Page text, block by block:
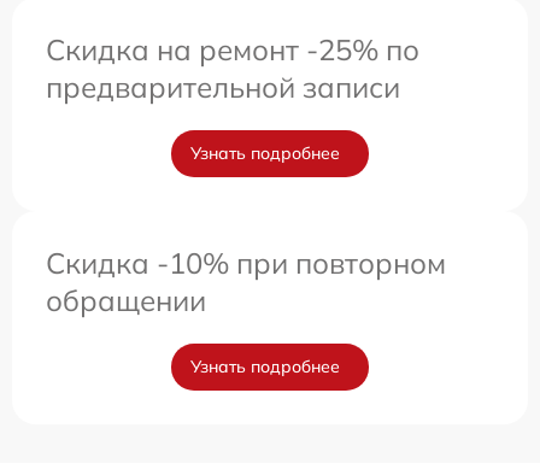
Скидка на ремонт -25% по
предварительной записи
Узнать подробнее
Скидка -10% при повторном
обращении
Узнать подробнее